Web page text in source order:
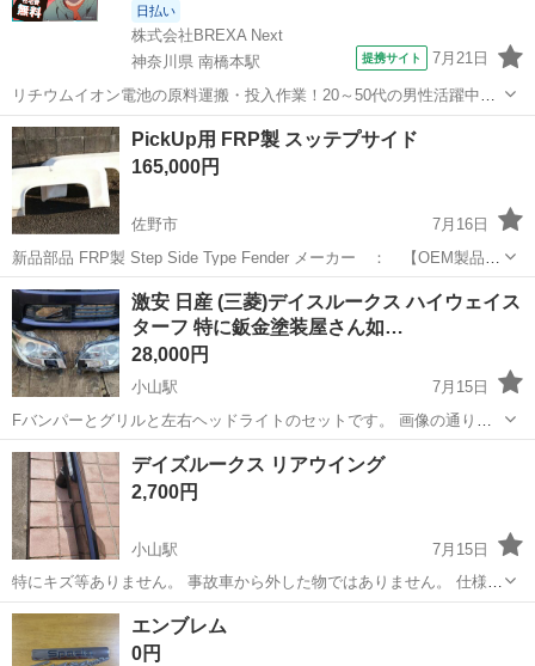
日払い
株式会社BREXA Next
神奈川県 南橋本駅
提携サイト 7月21日
リチウムイオン電池の原料運搬・投入作業！20～50代の男性活躍中★
ワンルーム寮完備！赴任旅費会社負担！年間休日130日★フォークリフ
ト免許お持ちの方、活躍中！就業先食堂利用可★《神奈川県相模原
市》 人気の工場のお仕事 ◇電...
神奈川 相模原市 南橋本駅 その他
PickUp用 FRP製 スッテプサイド
165,000円
佐野市
7月16日
新品部品 FRP製 Step Side Type Fender メーカー ： 【OEM製品】
モデル ： ピックアップ トラック用 適合 ： ダットラ・ハ
イラックス・ファスター他 機能 ： - 個数 ： 2 状...
栃木 佐野市 外装、車外用品 FRP
激安 日産 (三菱)デイスルークス ハイウェイス
ターフ 特に鈑金塗装屋さん如…
28,000円
小山駅
7月15日
Fバンパーとグリルと左右ヘッドライトのセットです。 画像の通りで
す。バンパーは下に1ヶ所スリ傷がありますが付けてしまえば目立ちま
せん。 ライト不具合ありません。 ライト、バンパー共に取り付け部欠
けありません。 事故車から外し...
栃木 小山市 小山駅 外装、車外用品 バンパー
デイズルークス リアウイング
2,700円
小山駅
7月15日
特にキズ等ありません。 事故車から外した物ではありません。 仕様変
更の為、お譲り致します。 ニッサン ミツビシ
栃木 小山市 小山駅
エンブレム
0円